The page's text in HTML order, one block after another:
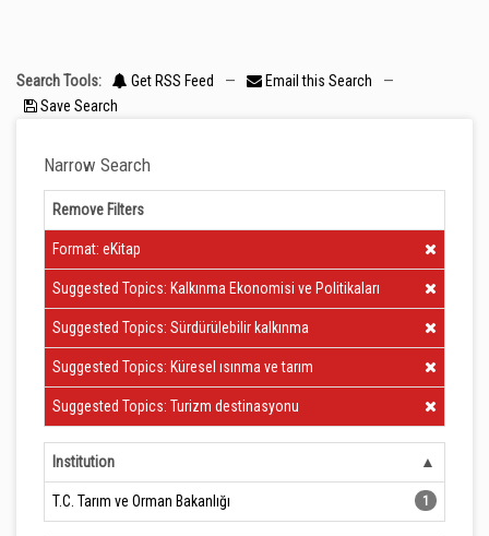
Search Tools: Get RSS Feed — Email this Search
—
Save Search
Narrow Search
Remove Filters
Clear Filter
Format: eKitap
Clear Filter
Suggested Topics: Kalkınma Ekonomisi ve Politikaları
Clear Filter
Suggested Topics: Sürdürülebilir kalkınma
Clear Filter
Suggested Topics: Küresel ısınma ve tarım
Clear Filter
Suggested Topics: Turizm destinasyonu
Institution
T.C. Tarım ve Orman Bakanlığı 1